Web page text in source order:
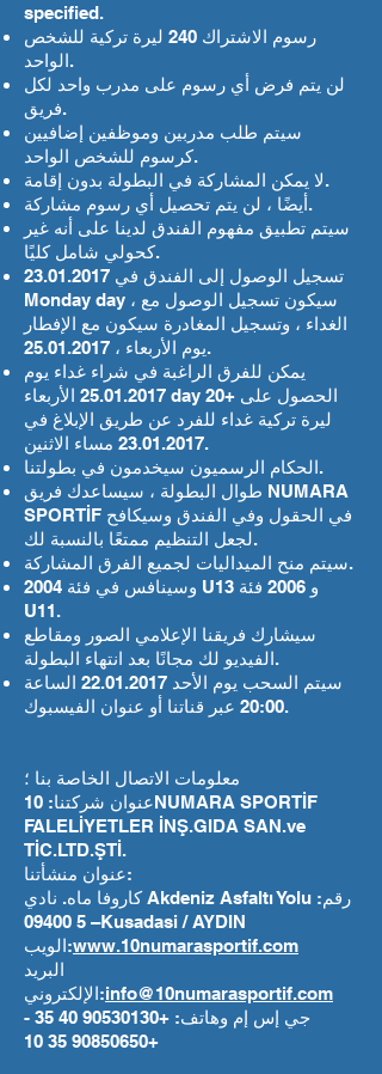
specified.
رسوم الاشتراك 240 ليرة تركية للشخص
الواحد.
لن يتم فرض أي رسوم على مدرب واحد لكل
فريق.
سيتم طلب مدربين وموظفين إضافيين
كرسوم للشخص الواحد.
لا يمكن المشاركة في البطولة بدون إقامة.
أيضًا ، لن يتم تحصيل أي رسوم مشاركة.
سيتم تطبيق مفهوم الفندق لدينا على أنه غير
كحولي شامل كليًا.
تسجيل الوصول إلى الفندق في 23.01.2017
Monday day ، سيكون تسجيل الوصول مع
الغداء ، وتسجيل المغادرة سيكون مع الإفطار
يوم الأربعاء ، 25.01.2017
.
يمكن للفرق الراغبة في شراء غداء يوم
25.01.2017 الأربعاء day الحصول على +20
ليرة تركية غداء للفرد عن طريق الإبلاغ في
23.01.2017مساء الاثنين.
الحكام الرسميون سيخدمون في بطولتنا.
طوال البطولة ، سيساعدك فريق NUMARA
SPORTİF في الحقول وفي الفندق وسيكافح
لجعل التنظيم ممتعًا بالنسبة لك.
سيتم منح الميداليات لجميع الفرق المشاركة.
وسينافس في فئة 2004 U13 و 2006 فئة
U11.
سيشارك فريقنا الإعلامي الصور ومقاطع
الفيديو لك مجانًا بعد انتهاء البطولة.
سيتم السحب يوم الأحد 22.01.2017 الساعة
20:00 عبر قناتنا أو عنوان الفيسبوك.
معلومات الاتصال الخاصة بنا ؛
عنوان شركتنا: 10NUMARA SPORTİF
FALELİYETLER İNŞ.GIDA SAN.ve
TİC.LTD.ŞTİ.
عنوان منشأتنا:
كاروفا ماه. نادي Akdeniz Asfaltı Yolu رقم:
5 09400 –Kusadasi / AYDIN
الويب:www.10numarasportif.com
البريد
الإلكتروني:info@10numarasportif.com
جي إس إم وهاتف: +90530130 40 35
-
+90850650 35 10